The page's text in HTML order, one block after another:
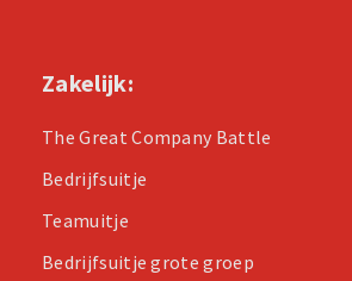
Zakelijk:
The Great Company Battle
Bedrijfsuitje
Teamuitje
Bedrijfsuitje grote groep